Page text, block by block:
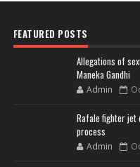
FEATURED POSTS
Allegations of
Maneka Gandhi
Admin
Rafale fighter jet
process
Admin